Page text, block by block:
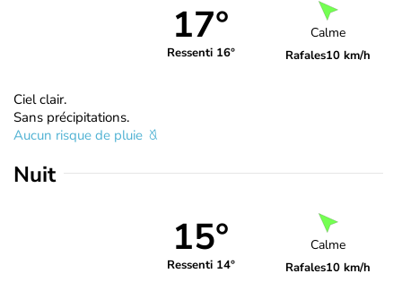
17°
Ressenti 16°
Calme
Rafales10 km/h
Ciel clair.
Sans précipitations.
Aucun risque de pluie
Nuit
15°
Ressenti 14°
Calme
Rafales10 km/h